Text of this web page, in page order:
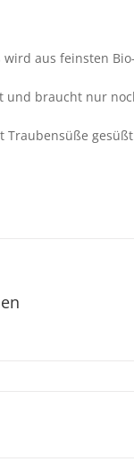
wird aus feinsten
und braucht nur
Traubensüße